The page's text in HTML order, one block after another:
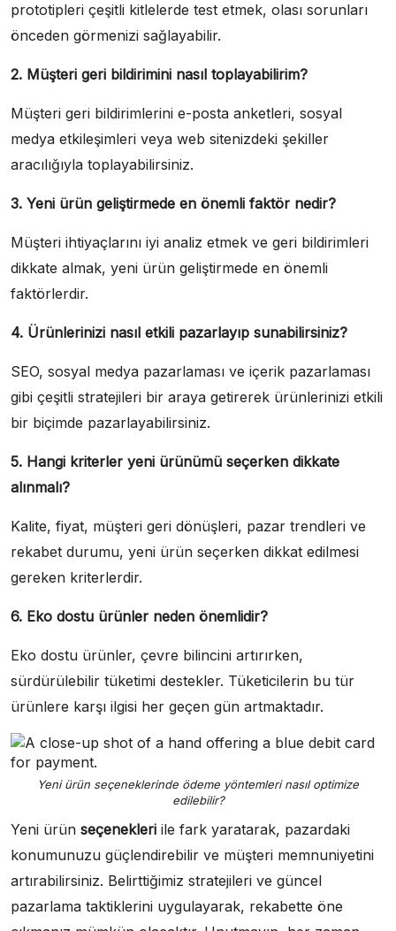
prototipleri çeşitli kitlelerde test etmek, olası sorunları
önceden görmenizi sağlayabilir.
2. Müşteri geri bildirimini nasıl toplayabilirim?
Müşteri geri bildirimlerini e-posta anketleri, sosyal
medya etkileşimleri veya web sitenizdeki şekiller
aracılığıyla toplayabilirsiniz.
3. Yeni ürün geliştirmede en önemli faktör nedir?
Müşteri ihtiyaçlarını iyi analiz etmek ve geri bildirimleri
dikkate almak, yeni ürün geliştirmede en önemli
faktörlerdir.
4. Ürünlerinizi nasıl etkili pazarlayıp sunabilirsiniz?
SEO, sosyal medya pazarlaması ve içerik pazarlaması
gibi çeşitli stratejileri bir araya getirerek ürünlerinizi etkili
bir biçimde pazarlayabilirsiniz.
5. Hangi kriterler yeni ürünümü seçerken dikkate
alınmalı?
Kalite, fiyat, müşteri geri dönüşleri, pazar trendleri ve
rekabet durumu, yeni ürün seçerken dikkat edilmesi
gereken kriterlerdir.
6. Eko dostu ürünler neden önemlidir?
Eko dostu ürünler, çevre bilincini artırırken,
sürdürülebilir tüketimi destekler. Tüketicilerin bu tür
ürünlere karşı ilgisi her geçen gün artmaktadır.
Yeni ürün seçeneklerinde ödeme yöntemleri nasıl optimize
edilebilir?
Yeni ürün seçenekleri ile fark yaratarak, pazardaki
konumunuzu güçlendirebilir ve müşteri memnuniyetini
artırabilirsiniz. Belirttiğimiz stratejileri ve güncel
pazarlama taktiklerini uygulayarak, rekabette öne